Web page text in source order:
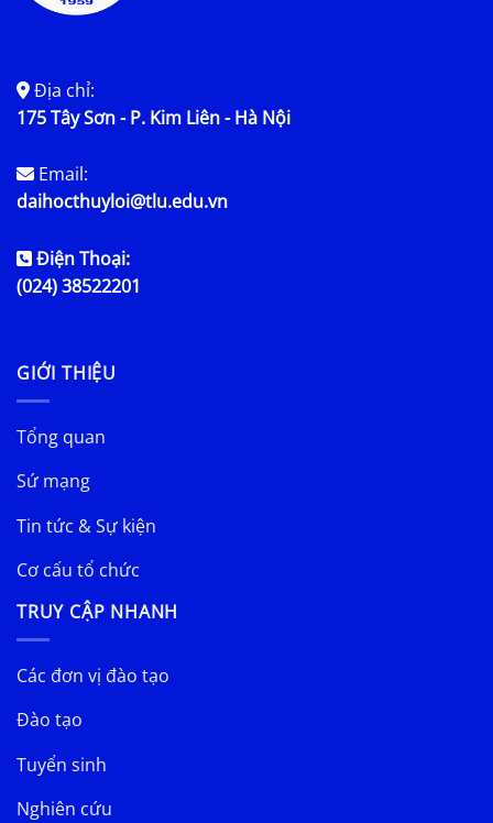
Địa chỉ:
175 Tây Sơn - P. Kim Liên - Hà Nội
Email:
daihocthuyloi@tlu.edu.vn
Điện Thoại:
(024) 38522201
GIỚI THIỆU
Tổng quan
Sứ mạng
Tin tức & Sự kiện
Cơ cấu tổ chức
TRUY CẬP NHANH
Các đơn vị đào tạo
Đào tạo
Tuyển sinh
Nghiên cứu